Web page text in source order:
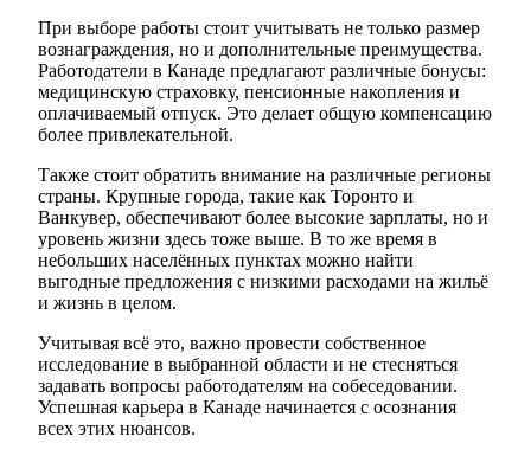
При выборе работы стоит учитывать не только размер
вознаграждения, но и дополнительные преимущества.
Работодатели в Канаде предлагают различные бонусы:
медицинскую страховку, пенсионные накопления и
оплачиваемый отпуск. Это делает общую компенсацию
более привлекательной.
Также стоит обратить внимание на различные регионы
страны. Крупные города, такие как Торонто и
Ванкувер, обеспечивают более высокие зарплаты, но и
уровень жизни здесь тоже выше. В то же время в
небольших населённых пунктах можно найти
выгодные предложения с низкими расходами на жильё
и жизнь в целом.
Учитывая всё это, важно провести собственное
исследование в выбранной области и не стесняться
задавать вопросы работодателям на собеседовании.
Успешная карьера в Канаде начинается с осознания
всех этих нюансов.